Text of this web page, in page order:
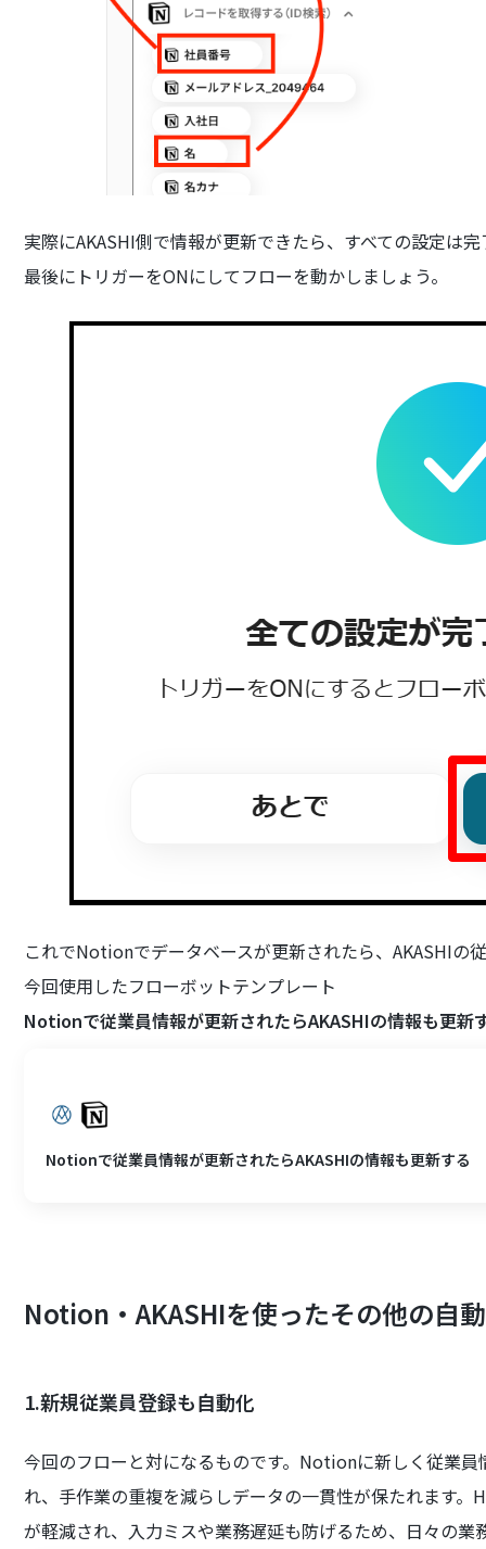
実際にAKASHI側で情報が更新できたら、すべての設定は完
最後にトリガーをONにしてフローを動かしましょう。
これでNotionでデータベースが更新されたら、AKASHIの
今回使用したフローボットテンプレート
Notionで従業員情報が更新されたらAKASHIの情報も更新
Notionで従業員情報が更新されたらAKASHIの情報も更新する
Notion・AKASHIを使ったその他の自
1.新規従業員登録も自動化
今回のフローと対になるものです。Notionに新しく従業
れ、手作業の重複を減らしデータの一貫性が保たれます
が軽減され、入力ミスや業務遅延も防げるため、日々の業